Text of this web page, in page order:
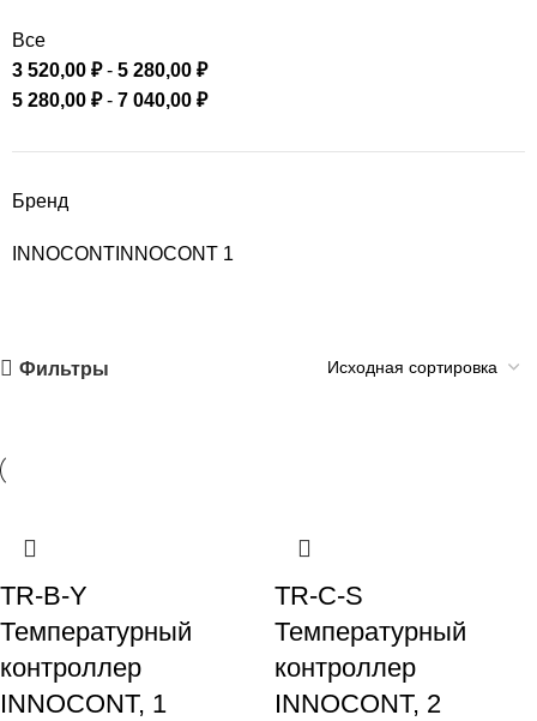
Все
3 520,00 ₽- 5 280,00 ₽
5 280,00 ₽- 7 040,00 ₽
Бренд
INNOCONT INNOCONT 1
Фильтры
TR-B-Y
Температурный
контроллер
INNOCONT, 1
TR-C-S
Температурный
контроллер
INNOCONT, 2